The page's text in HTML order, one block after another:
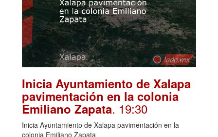
Inicia Ayuntamiento de Xalapa
pavimentación en la colonia
Emiliano Zapata. 19:30
Inicia Ayuntamiento de Xalapa pavimentación en la
colonia Emiliano Zapata